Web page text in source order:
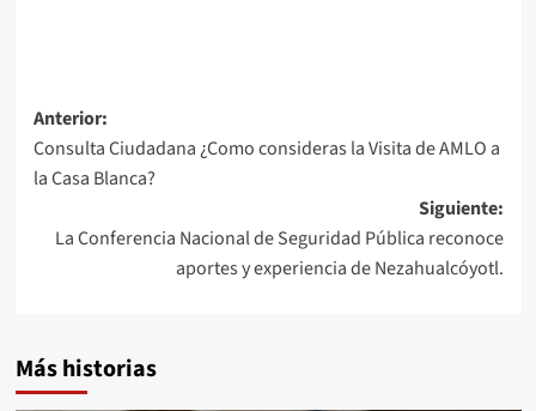
Navegación
de
entradas
Anterior:
Consulta Ciudadana ¿Como consideras la Visita de AMLO a
la Casa Blanca?
Siguiente:
La Conferencia Nacional de Seguridad Pública reconoce
aportes y experiencia de Nezahualcóyotl.
Más historias